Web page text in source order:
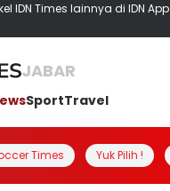
IDN Times lainnya di IDN App
JABAR
SportTravel
Times Yuk Pilih !